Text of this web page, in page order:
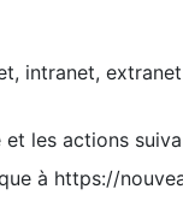
intranet,
les actions
à https://